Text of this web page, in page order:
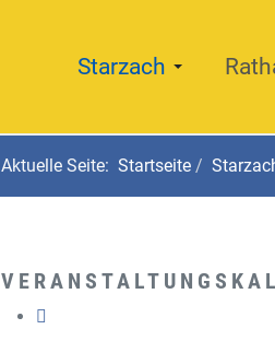
Starzach
Aktuelle Seite: Startseite